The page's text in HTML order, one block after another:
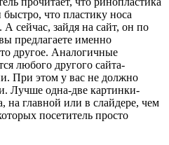
что пластику носа
сейчас, зайдя на сайт, он по
предлагаете именно
другое. Аналогичные
любого другого сайта-
При этом у вас не должно
Лучше одна-две картинки-
главной или в слайдере, чем
посетитель просто